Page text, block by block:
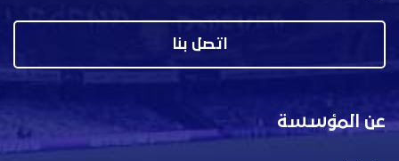
اتصل بنا
عن المؤسسة